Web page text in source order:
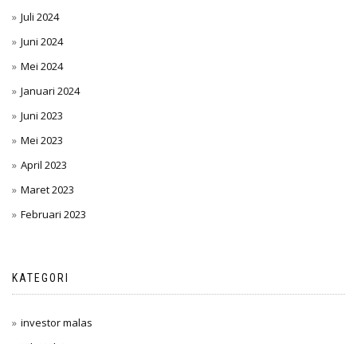
Juli 2024
Juni 2024
Mei 2024
Januari 2024
Juni 2023
Mei 2023
April 2023
Maret 2023
Februari 2023
KATEGORI
investor malas